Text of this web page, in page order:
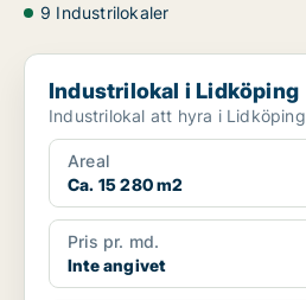
9 Industrilokaler
Industrilokal i Lidköping
Industrilokal i Lidköping
Industrilokal att hyra i Lidköping
Areal
Ca. 15 280 m2
Pris pr. md.
Inte angivet